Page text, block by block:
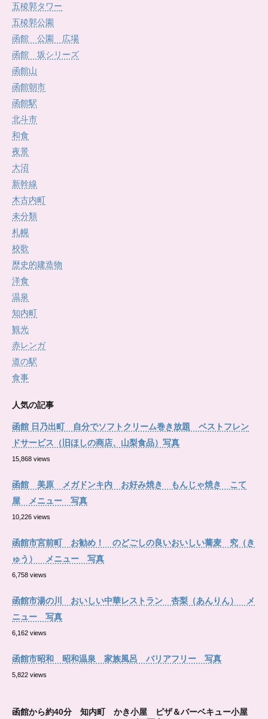
五稜郭タワー
五稜郭公園
函館 公園 広場
函館 坂シリーズ
函館山
函館朝市
函館駅
北斗市
和食
夜景
大沼
新幹線
木古内町
未分類
札幌
校歌
歴史的建造物
洋食
温泉
知内町
観光
赤レンガ
道の駅
食事
人気の記事
函館 日乃出町 自分でソフトクリーム巻き放題 ベストフレン
ドサービス（旧ほしの商店、山梨食品）写真
15,868 views
函館 美原 メガドンキ内 お好み焼き もんじゃ焼き こて
屋 メニュー 写真
10,226 views
函館市宮前町 お勧め！ のどごしの良いおいしい蕎麦 究（き
ゅう） メニュー 写真
6,758 views
函館市湯の川 おいしい中華レストラン 杏梨（あんりん） メ
ニュー 写真
6,162 views
函館市昭和 昭和温泉 家族風呂 バリアフリー 写真
5,822 views
函館から約40分 知内町 かき小屋 ピザ＆バーベキュー小屋